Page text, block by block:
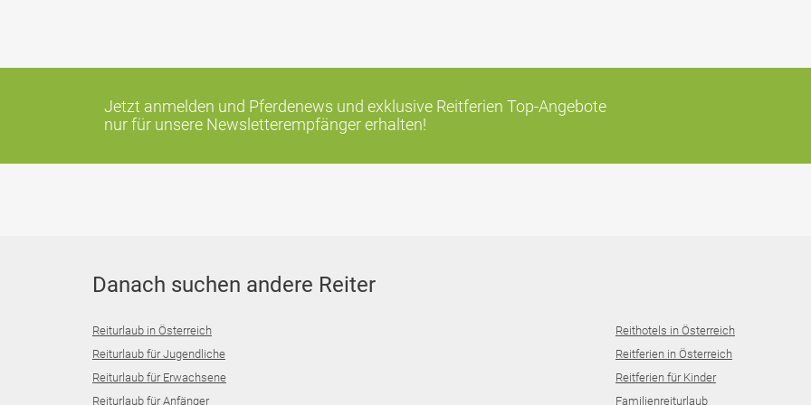
Jetzt anmelden und Pferdenews und exklusive Reitferien Top-Angebote
nur für unsere Newsletterempfänger erhalten!
Danach suchen andere Reiter
Reiturlaub in Österreich
Reiturlaub für Jugendliche
Reiturlaub für Erwachsene
Reiturlaub für Anfänger
Reithotels in Österreich
Reitferien in Österreich
Reitferien für Kinder
Familienreiturlaub